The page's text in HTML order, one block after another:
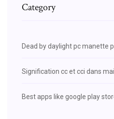
Category
Dead by daylight pc manette
Signification cc et cci dans mail
Best apps like google play